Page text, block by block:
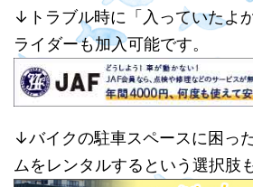
↓トラブル時に「入っていたよ
ライダーも加入可能です。
↓バイクの駐車スペースに困っ
ムをレンタルするという選択肢